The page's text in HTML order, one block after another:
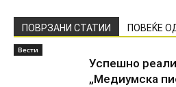
ПОВРЗАНИ СТАТИИ ПОВЕЌЕ
Вести
Успешно
„Медиумска